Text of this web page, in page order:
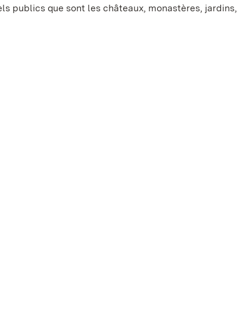
publics que sont les châteaux, monastères, jardins,